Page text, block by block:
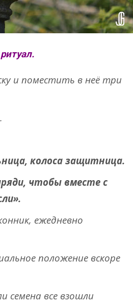
и поместить в неё три
колоса защитница.
чтобы вместе с
ежедневно
положение вскоре
семена все взошли